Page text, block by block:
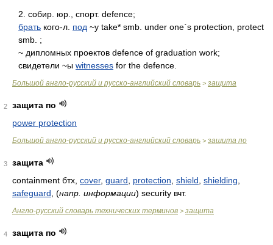
2. собир. юр., спорт. defence;
брать кого-л. под ~у take* smb. under one`s protection, protect
smb. ;
~ дипломных проектов defence of graduation work;
свидетели ~ы witnesses for the defence.
Большой англо-русский и русско-английский словарь > защита
2
защита по
power protection
Большой англо-русский и русско-английский словарь > защита по
3
защита
containment бтх, cover, guard protection shield shielding
safeguard (напр. информации) security вчт.
Англо-русский словарь технических терминов > защита
4
защита по